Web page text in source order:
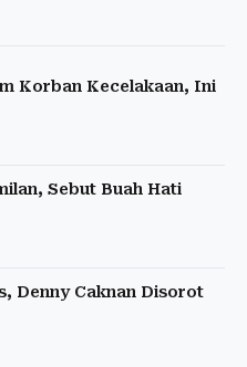
Korban Kecelakaan, Ini
Sebut Buah Hati
Denny Caknan Disorot